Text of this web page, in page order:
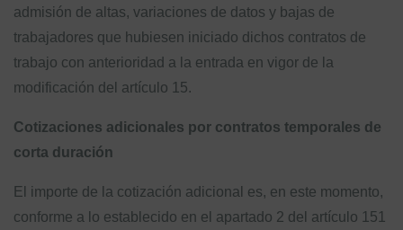
admisión de altas, variaciones de datos y bajas de
trabajadores que hubiesen iniciado dichos contratos de
trabajo con anterioridad a la entrada en vigor de la
modificación del artículo 15.
Cotizaciones adicionales por contratos temporales de
corta duración
El importe de la cotización adicional es, en este momento,
conforme a lo establecido en el apartado 2 del artículo 151